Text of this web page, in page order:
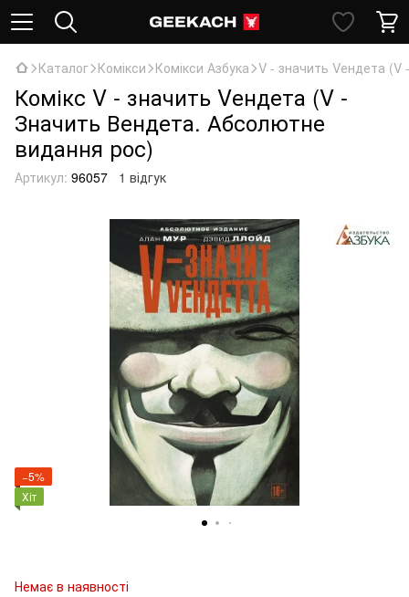
Каталог Комікси Комікси Азбука V - значить Vендета
Комікс V - значить Vендета (V -
Значить Вендета. Абсолютне
видання рос)
Артикул: 96057 1 відгук
−5%
Хіт
Немає в наявності